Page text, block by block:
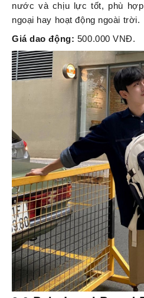
nước và chịu lực tốt, phù
ngoại hay hoạt động ngoài trời.
Giá dao động: 500.000 VNĐ.